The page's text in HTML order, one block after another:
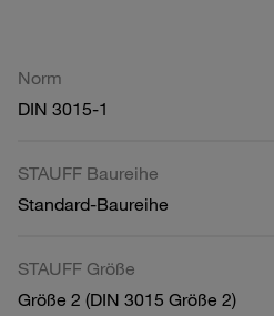
Norm
DIN 3015-1
STAUFF Baureihe
Standard-Baureihe
STAUFF Größe
Größe 2 (DIN 3015 Größe 2)